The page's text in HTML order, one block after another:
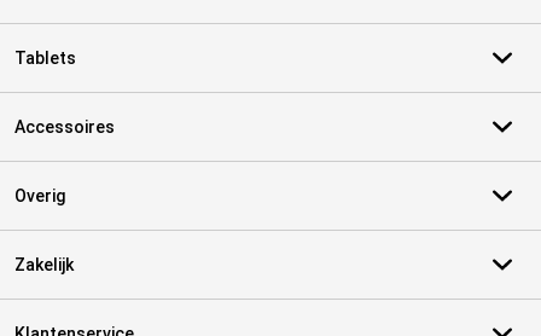
Tablets
Accessoires
Overig
Zakelijk